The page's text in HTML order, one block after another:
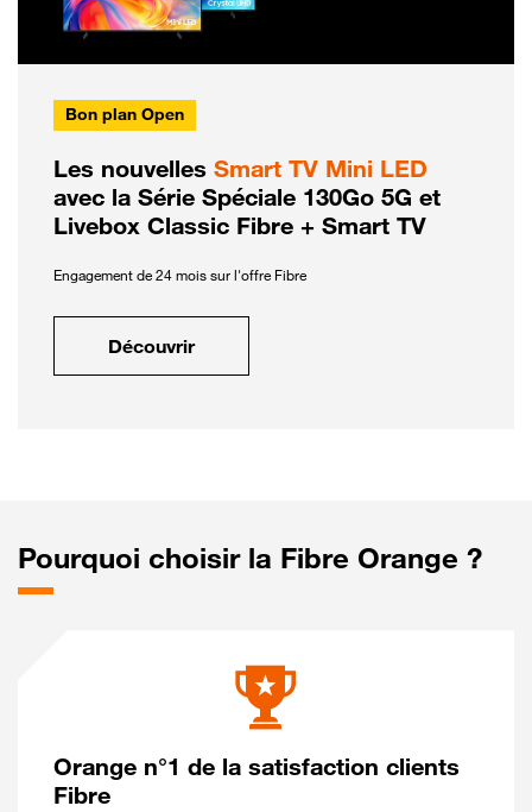
Bon plan Open
Les nouvelles Smart TV Mini LED
avec la Série Spéciale 130Go 5G et
Livebox Classic Fibre + Smart TV
Engagement de 24 mois sur l'offre Fibre
Découvrir
Pourquoi choisir la Fibre Orange ?
Orange n°1 de la satisfaction clients
Fibre